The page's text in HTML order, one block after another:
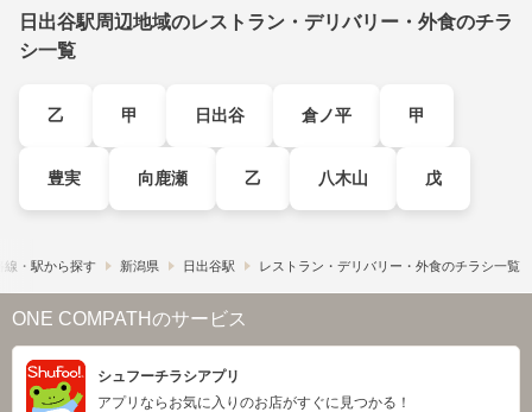
日出谷駅周辺地域のレストラン・デリバリー・外食のチラ
シ一覧
乙 甲 日出谷 倉ノ平 甲
豊実 向鹿瀬 乙 八木山 戊
線・駅から探す 新潟県 日出谷駅 レストラン・デリバリー・外食のチラシ一覧
ONE COMPATHのサービス
シュフーチラシアプリ
アプリならお気に入りのお店がすぐに見つかる！